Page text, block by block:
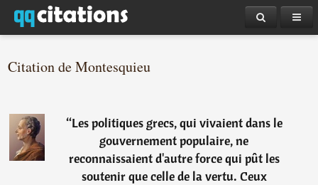
Citation de Montesquieu
“Les politiques grecs, qui vivaient dans le
gouvernement populaire, ne
reconnaissaient d'autre force qui pût les
soutenir que celle de la vertu. Ceux